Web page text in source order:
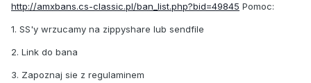
http://amxbans.cs-classic.pl/ban_list.php?bid=49845 Pomoc:
1. SS'y wrzucamy na zippyshare lub sendfile
2. Link do bana
3. Zapoznaj sie z regulaminem